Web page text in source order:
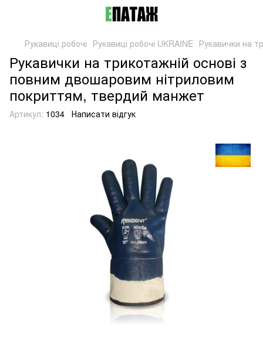
Рукавиці робочі Рукавиці робочі UKRAINE Рукавички на
Рукавички на трикотажній основі з
повним двошаровим нітриловим
покриттям, твердий манжет
Артикул: 1034 Написати відгук